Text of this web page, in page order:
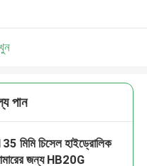
পান
মিমি চিসেল হাইড্রোলিক
জন্য HB20G